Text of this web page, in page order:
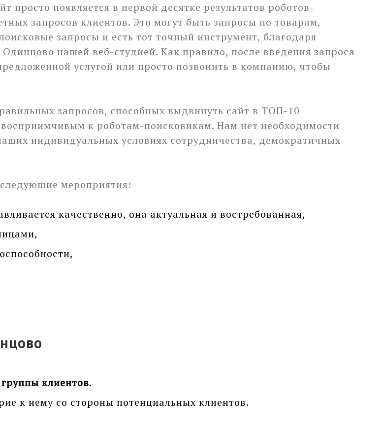
просто появляется в первой десятке результатов роботов-
запросов клиентов. Это могут быть запросы по товарам,
запросы и есть тот точный инструмент, благодаря
нашей веб-студией. Как правило, после введения запроса
услугой или просто позвонить в компанию, чтобы
запросов, способных выдвинуть сайт в ТОП-10
восприимчивым к роботам-поисковикам. Нам нет необходимости
индивидуальных условиях сотрудничества, демократичных
мероприятия:
качественно, она актуальная и востребованная,
клиентов.
к нему со стороны потенциальных клиентов.